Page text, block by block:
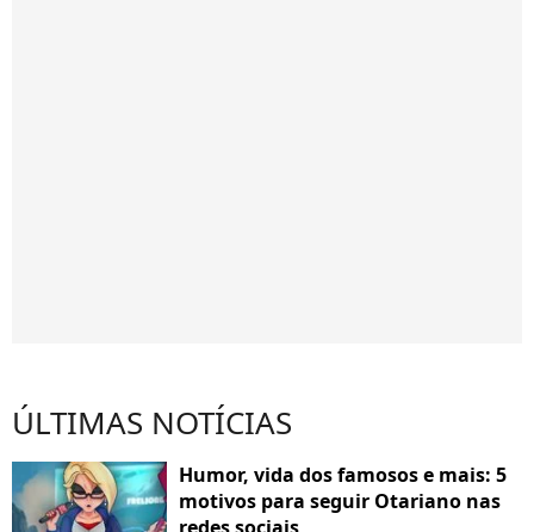
ÚLTIMAS NOTÍCIAS
Humor, vida dos famosos e mais: 5
motivos para seguir Otariano nas
redes sociais